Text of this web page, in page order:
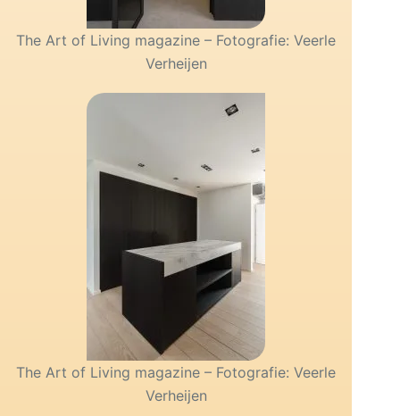
The Art of Living magazine – Fotografie: Veerle
Verheijen
The Art of Living magazine – Fotografie: Veerle
Verheijen